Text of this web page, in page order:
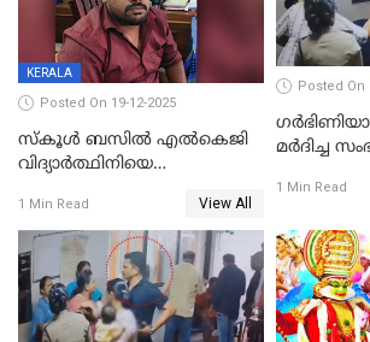
KERALA
Posted On 19-12-2025
സ്കൂൾ ബസിൽ എൽകെജി
വിദ്യാര്‍ത്ഥിനിയെ
ക്ലീനര്‍ പിടിയിൽ
1 Min Read View All
Posted On
മര്‍ദിച്ച
യുവതി
1 Min Read